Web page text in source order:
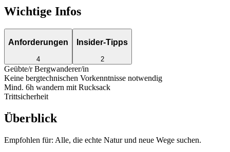
Wichtige Infos
Anforderungen
4
Insider-Tipps
2
Geübte/r Bergwanderer/in
Keine bergtechnischen Vorkenntnisse notwendig
Mind. 6h wandern mit Rucksack
Trittsicherheit
Überblick
Empfohlen für: Alle, die echte Natur und neue Wege suchen.